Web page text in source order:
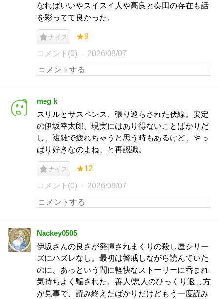
なればいいやスイスイ人や高良と奏田の存在も話
を彩ってて良かった。
ナイス ★9
コメント(0) 2026/08/07
meg k
スリルとサスペンス、張り巡らされた伏線。安定
の伊坂幸太郎。現実にはあり得ないことばかりだ
し、複雑で疲れちゃうと思う時もあるけど、やっ
ぱり好きなのよね、と再認識。
ナイス ★12
コメント(0) 2026/08/07
Nackey0505
伊坂さんの良さが発揮されまくりの殺し屋シリー
ズにハズレなし。最初は警戒しながら読んでいた
のに、あっという間に軽快なストーリーに呑まれ
気持ちよく騙された。善人/悪人のひっくり返し方
が見事で、読み終えたばかりだけどもう一度読み